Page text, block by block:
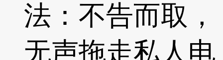
法：不告而取，
无声拖走私人电